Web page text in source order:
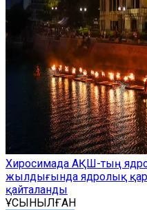
Хиросимада АҚШ-тың
жылдығында ядролық
қайталанды
ҰСЫНЫЛҒАН